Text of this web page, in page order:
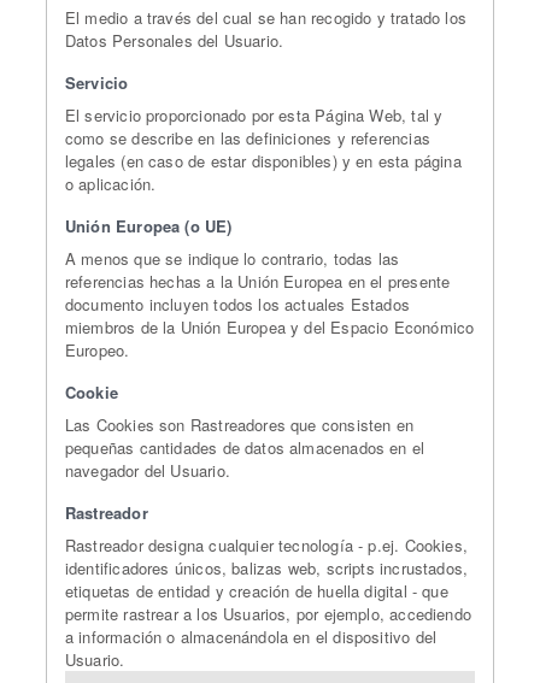
El medio a través del cual se han recogido y tratado los
Datos Personales del Usuario.
Servicio
El servicio proporcionado por esta Página Web, tal y
como se describe en las definiciones y referencias
legales (en caso de estar disponibles) y en esta página
o aplicación.
Unión Europea (o UE)
A menos que se indique lo contrario, todas las
referencias hechas a la Unión Europea en el presente
documento incluyen todos los actuales Estados
miembros de la Unión Europea y del Espacio Económico
Europeo.
Cookie
Las Cookies son Rastreadores que consisten en
pequeñas cantidades de datos almacenados en el
navegador del Usuario.
Rastreador
Rastreador designa cualquier tecnología - p.ej. Cookies,
identificadores únicos, balizas web, scripts incrustados,
etiquetas de entidad y creación de huella digital - que
permite rastrear a los Usuarios, por ejemplo, accediendo
a información o almacenándola en el dispositivo del
Usuario.